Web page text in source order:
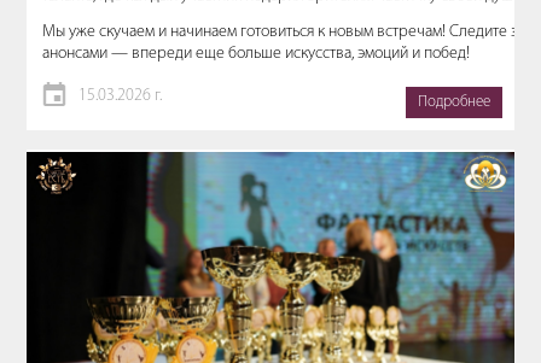
Мы уже скучаем и начинаем готовиться к новым встречам! Следите за
анонсами — впереди еще больше искусства, эмоций и побед!
15.03.2026 г. Подробнее